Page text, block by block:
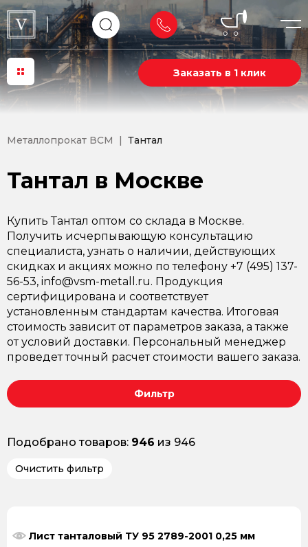
Заказать в 1 клик
Металлопрокат ВСМ Тантал
Тантал в Москве
Купить Тантал оптом со склада в Москве.
Получить исчерпывающую консультацию
специалиста, узнать о наличии, действующих
скидках и акциях можно по телефону +7 (495) 137-
56-53, info@vsm-metall.ru. Продукция
сертифицирована и соответствует
установленным стандартам качества. Итоговая
стоимость зависит от параметров заказа, а также
от условий доставки. Персональный менеджер
проведет точный расчет стоимости вашего заказа.
Фильтр
Подобрано товаров: 946 из 946
Очистить фильтр
Лист танталовый ТУ 95 2789-2001 0,25 мм